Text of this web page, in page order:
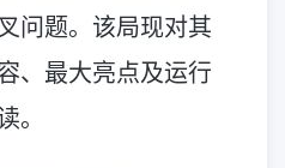
问题。该局现对其
、最大亮点及运行
。